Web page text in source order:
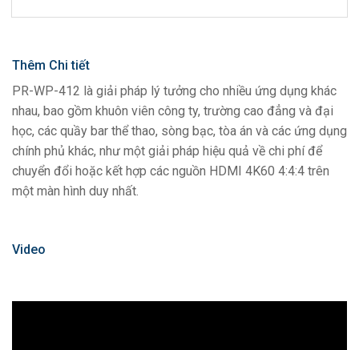
Thêm Chi tiết
PR-WP-412 là giải pháp lý tưởng cho nhiều ứng dụng khác
nhau, bao gồm khuôn viên công ty, trường cao đẳng và đại
học, các quầy bar thể thao, sòng bạc, tòa án và các ứng dụng
chính phủ khác, như một giải pháp hiệu quả về chi phí để
chuyển đổi hoặc kết hợp các nguồn HDMI 4K60 4:4:4 trên
một màn hình duy nhất.
Video